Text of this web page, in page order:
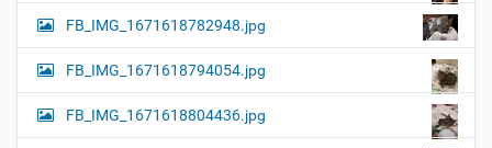
FB_IMG_1671618782948.jpg
FB_IMG_1671618794054.jpg
FB_IMG_1671618804436.jpg